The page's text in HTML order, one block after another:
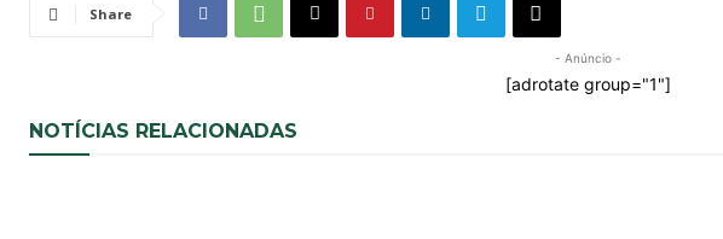
Share
- Anúncio -
[adrotate group="1"]
NOTÍCIAS RELACIONADAS